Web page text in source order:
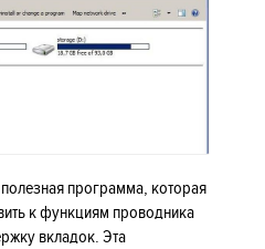
программа, которая
к функциям проводника
вкладок. Эта